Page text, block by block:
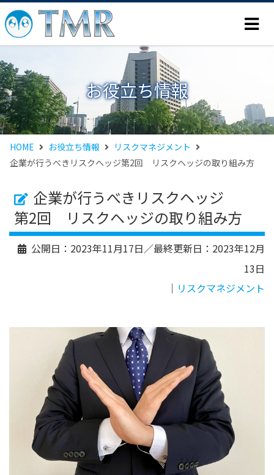
お役立ち情報
HOME お役立ち情報
リスクマネジメント
企業が行うべきリスクヘッジ第2回 リスクヘッジの取り組み方
企業が行うべきリスクヘッジ
第2回 リスクヘッジの取り組み方
公開日： 2023年11月17日／最終更新日： 2023年12月
13日
｜ リスクマネジメント